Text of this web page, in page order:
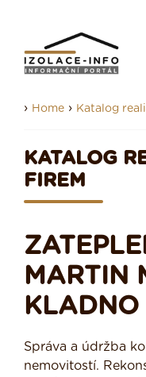
› Home › Katalog
KATALOG
FIREM
MARTIN
KLADNO
Správa a údržba
nemovitostí.